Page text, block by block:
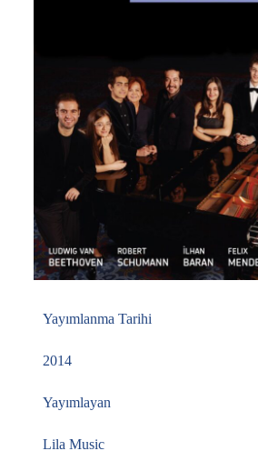
Yayımlanma Tarihi
2014
Yayımlayan
Lila Music